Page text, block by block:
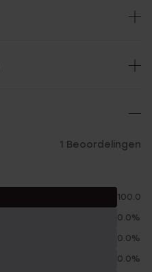
1 Beoordelingen
100.0%
0.0%
0.0%
0.0%